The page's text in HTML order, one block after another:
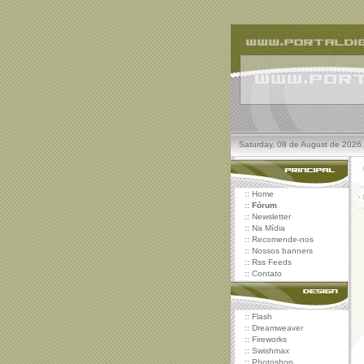
Saturday, 08 de August de 2026.
:: Home
:: Fórum
:: Newsletter
:: Na Mídia
:: Recomende-nos
:: Nossos banners
:: Rss Feeds
:: Contato
:: Flash
:: Dreamweaver
:: Fireworks
:: Swishmax
:: Photoshop
·